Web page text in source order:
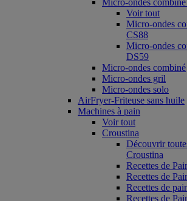
Micro-ondes
Voir tout
Micro-ondes
CS88
Micro-ondes
DS59
Micro-ondes combiné
Micro-ondes gril
Micro-ondes solo
AirFryer-Friteuse sans huile
Machines à pain
Voir tout
Croustina
Découvrir
Croustina
Recettes de
Recettes de
Recettes de
Recettes de